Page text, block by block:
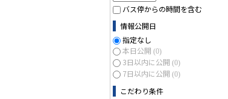
バス停からの時間を含む
情報公開日
指定なし
本日公開 (0)
3日以内に公開 (0)
7日以内に公開 (0)
こだわり条件